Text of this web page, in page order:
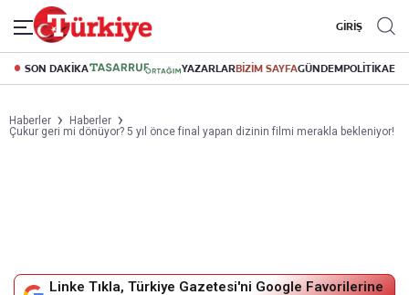
GİRİŞ
SON DAKİKA YAZARLARBİZİM SAYFAGÜNDEMPOLİTİKA
Haberler
Haberler
Çukur geri mi dönüyor? 5 yıl önce final yapan dizinin filmi merakla bekleniyor!
Linke Tıkla, Türkiye Gazetesi'ni Google Favorilerine